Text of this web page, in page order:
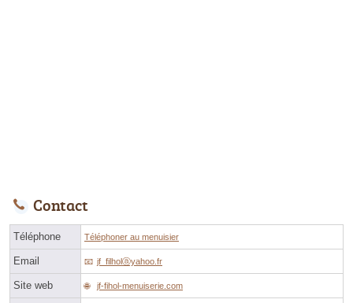
Contact
Téléphone Téléphoner au menuisier
Email jf_filholⓐyahoo.fr
Site web jf-fihol-menuiserie.com